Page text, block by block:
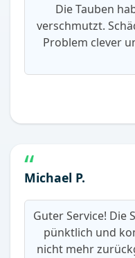
Die Tauben
verschmutzt.
Problem clever
Michael P.
Guter Service! Die
pünktlich und
nicht mehr